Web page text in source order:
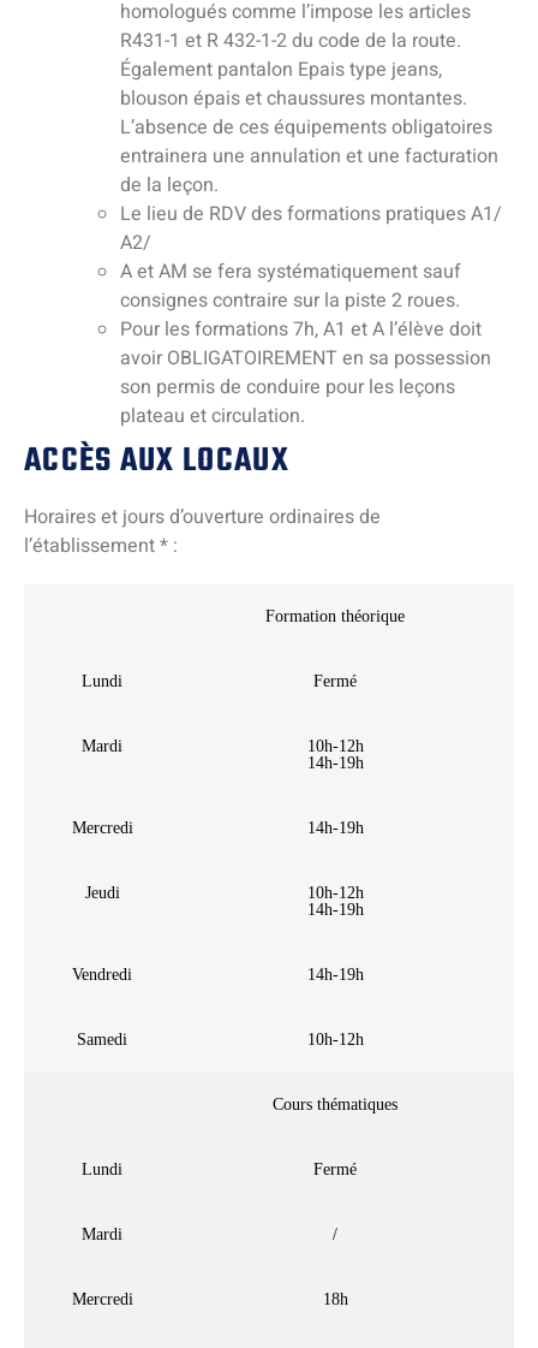
homologués comme l’impose les articles
R431-1 et R 432-1-2 du code de la route.
Également pantalon Epais type jeans,
blouson épais et chaussures montantes.
L’absence de ces équipements obligatoires
entrainera une annulation et une facturation
de la leçon.
Le lieu de RDV des formations pratiques A1/
A2/
A et AM se fera systématiquement sauf
consignes contraire sur la piste 2 roues.
Pour les formations 7h, A1 et A l’élève doit
avoir OBLIGATOIREMENT en sa possession
son permis de conduire pour les leçons
plateau et circulation.
ACCÈS AUX LOCAUX
Horaires et jours d’ouverture ordinaires de
l’établissement * :
Formation théorique
Lundi Fermé
Mardi
10h-12h
14h-19h
Mercredi 14h-19h
Jeudi
10h-12h
14h-19h
Vendredi 14h-19h
Samedi 10h-12h
Cours thématiques
Lundi Fermé
Mardi /
Mercredi 18h